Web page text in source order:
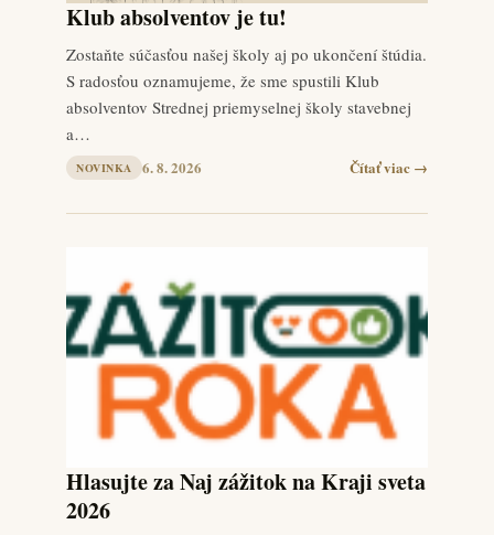
Klub absolventov je tu!
Zostaňte súčasťou našej školy aj po ukončení štúdia.
S radosťou oznamujeme, že sme spustili Klub
absolventov Strednej priemyselnej školy stavebnej
a…
NOVINKA 6. 8. 2026 Čítať viac →
Hlasujte za Naj zážitok na Kraji sveta
2026